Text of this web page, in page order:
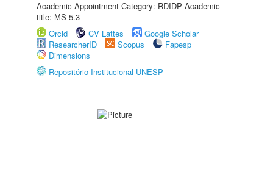
Academic Appointment Category: RDIDP Academic
title: MS-5.3
Orcid
CV Lattes
Google Scholar
ResearcherID
Scopus
Fapesp
Dimensions
Repositório Institucional UNESP